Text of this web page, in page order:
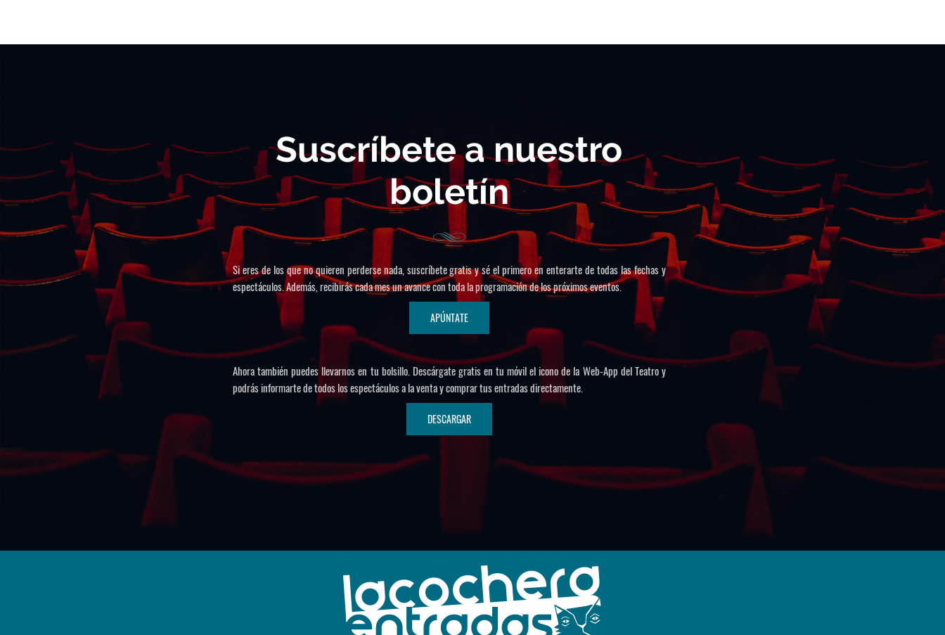
Suscríbete a nuestro
boletín
Si eres de los que no quieren perderse nada, suscríbete gratis y sé el primero en enterarte de todas las fechas y
espectáculos. Además, recibirás cada mes un avance con toda la programación de los próximos eventos.
APÚNTATE
Ahora también puedes llevarnos en tu bolsillo. Descárgate gratis en tu móvil el icono de la Web-App del Teatro y
podrás informarte de todos los espectáculos a la venta y comprar tus entradas directamente.
DESCARGAR